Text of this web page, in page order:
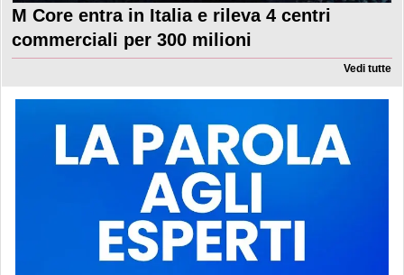
M Core entra in Italia e rileva 4 centri
commerciali per 300 milioni
Vedi tutte